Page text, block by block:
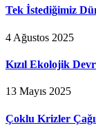
Tek İstediğimiz
4 Ağustos 2025
Kızıl Ekolojik
13 Mayıs 2025
Çoklu Krizler